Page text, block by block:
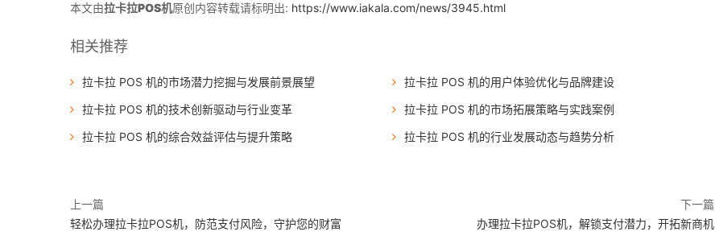
本文由拉卡拉POS机原创内容转载请标明出: https://www.iakala.com/news/3945.html
相关推荐
拉卡拉 POS 机的市场潜力挖掘与发展前景展望
拉卡拉 POS 机的用户体验优化与品牌建设
拉卡拉 POS 机的技术创新驱动与行业变革
拉卡拉 POS 机的市场拓展策略与实践案例
拉卡拉 POS 机的综合效益评估与提升策略
拉卡拉 POS 机的行业发展动态与趋势分析
上一篇
轻松办理拉卡拉POS机，防范支付风险，守护您的财富
下一篇
办理拉卡拉POS机，解锁支付潜力，开拓新商机